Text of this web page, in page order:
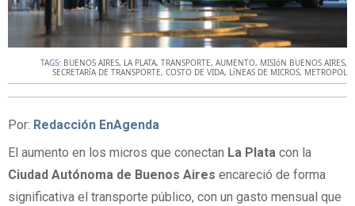
TAGS: BUENOS AIRES, LA PLATA, TRANSPORTE, AUMENTO, MISIóN BUENOS AIRES,
SECRETARíA DE TRANSPORTE, COSTO DE VIDA, LíNEAS DE MICROS, METROPOL
Por: Redacción EnAgenda
El aumento en los micros que conectan La Plata con la
Ciudad Autónoma de Buenos Aires encareció de forma
significativa el transporte público, con un gasto mensual que